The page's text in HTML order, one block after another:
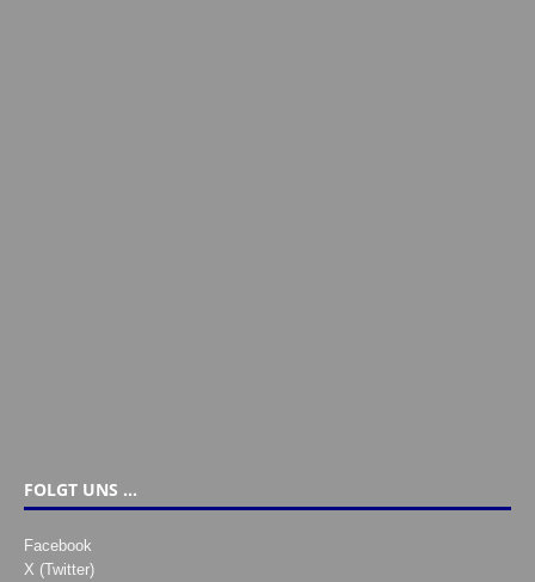
FOLGT UNS …
Facebook
X (Twitter)